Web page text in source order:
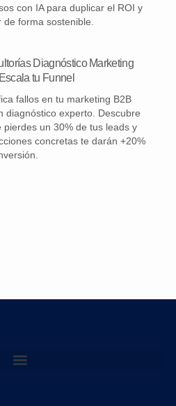
con IA para duplicar el ROI y
de forma sostenible.
Diagnóstico Marketing
tu Funnel
fallos en tu marketing B2B
diagnóstico experto. Descubre
pierdes un 30% de tus leads y
concretas te darán +20%